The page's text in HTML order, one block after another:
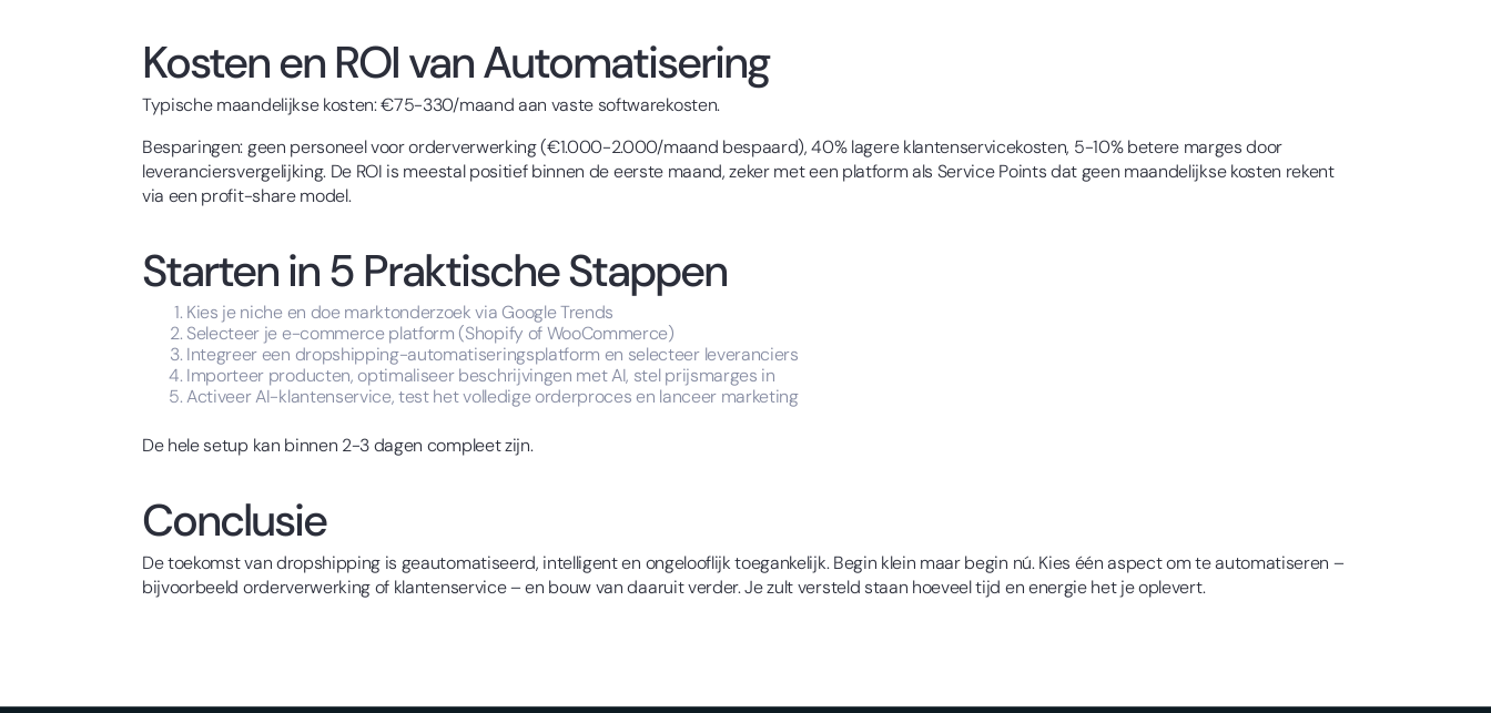
Kosten en ROI van Automatisering
Typische maandelijkse kosten: €75-330/maand aan vaste softwarekosten.
Besparingen: geen personeel voor orderverwerking (€1.000-2.000/maand bespaard), 40% lagere klantenservicekosten, 5-10% betere marges door
leveranciersvergelijking. De ROI is meestal positief binnen de eerste maand, zeker met een platform als Service Points dat geen maandelijkse kosten rekent
via een profit-share model.
Starten in 5 Praktische Stappen
Kies je niche en doe marktonderzoek via Google Trends
Selecteer je e-commerce platform (Shopify of WooCommerce)
Integreer een dropshipping-automatiseringsplatform en selecteer leveranciers
Importeer producten, optimaliseer beschrijvingen met AI, stel prijsmarges in
Activeer AI-klantenservice, test het volledige orderproces en lanceer marketing
De hele setup kan binnen 2-3 dagen compleet zijn.
Conclusie
De toekomst van dropshipping is geautomatiseerd, intelligent en ongelooflijk toegankelijk. Begin klein maar begin nú. Kies één aspect om te automatiseren –
bijvoorbeeld orderverwerking of klantenservice – en bouw van daaruit verder. Je zult versteld staan hoeveel tijd en energie het je oplevert.